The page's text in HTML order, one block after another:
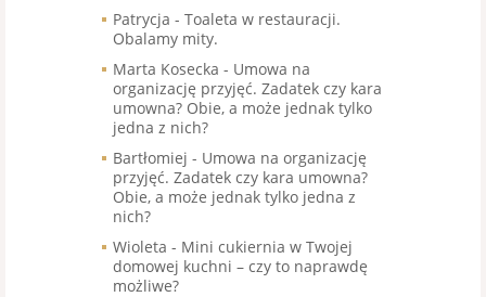
Patrycja - Toaleta w restauracji.
Obalamy mity.
Marta Kosecka - Umowa na
organizację przyjęć. Zadatek czy kara
umowna? Obie, a może jednak tylko
jedna z nich?
Bartłomiej - Umowa na organizację
przyjęć. Zadatek czy kara umowna?
Obie, a może jednak tylko jedna z
nich?
Wioleta - Mini cukiernia w Twojej
domowej kuchni – czy to naprawdę
możliwe?